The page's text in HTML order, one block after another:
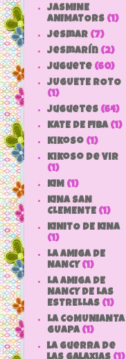
JASMINE
ANIMATORS (1)
jesmar (7)
jesmarín (2)
juguete (60)
JUGUETE ROTO
(1)
Juguetes (64)
KATE DE FIBA (1)
Kikoso (1)
Kikoso de Vir
(1)
KIM (1)
KINA SAN
CLEMENTE (1)
KINITO DE KINA
(1)
LA AMIGA DE
NANCY (1)
LA AMIGA DE
NANCY DE LAS
ESTRELLAS (1)
LA COMUNIANTA
GUAPA (1)
la guerra de